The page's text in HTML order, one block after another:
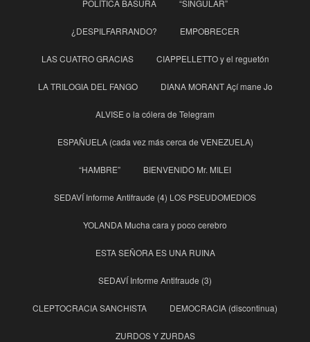
POLÍTICA BASURA “SINGULAR”
¿DESPILFARRANDO? EMPOBRECER
LAS CUATRO GRACIAS CIAPPELLETTO y el reguetón
LA TRILOGIA DEL FANGO DIANA MORANT Açí mane Jo
ALVISE o la cólera de Telegram
ESPAÑUELA (cada vez más cerca de VENEZUELA)
“HAMBRE” BIENVENIDO Mr. MILEI
SEDAVÍ Informe Antifraude (4) LOS PSEUDOMEDIOS
YOLANDA Mucha cara y poco cerebro
ESTA SEÑORA ES UNA RUINA
SEDAVÍ Informe Antifraude (3)
CLEPTOCRACIA SANCHISTA DEMOCRACIA (discontinua)
ZURDOS Y ZURDAS